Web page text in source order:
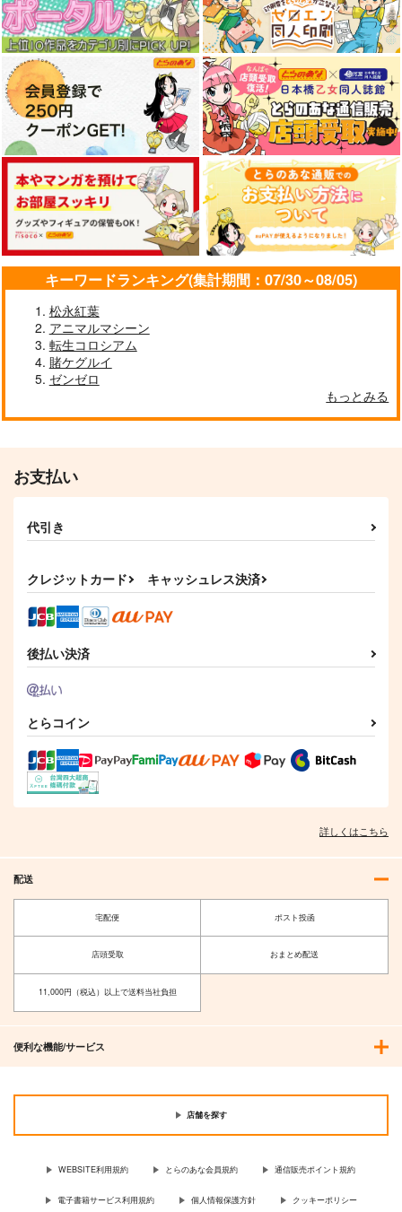
キーワードランキング(集計期間：07/30～08/05)
松永紅葉
アニマルマシーン
転生コロシアム
賭ケグルイ
ゼンゼロ
もっとみる
お支払い
代引き
クレジットカード キャッシュレス決済
後払い決済
とらコイン
詳しくはこちら
配送
宅配便 ポスト投函
店頭受取 おまとめ配送
11,000円（税込）以上で送料当社負担
便利な機能/サービス
店舗を探す
WEBSITE利用規約 とらのあな会員規約 通信販売ポイント規約
電子書籍サービス利用規約 個人情報保護方針 クッキーポリシー